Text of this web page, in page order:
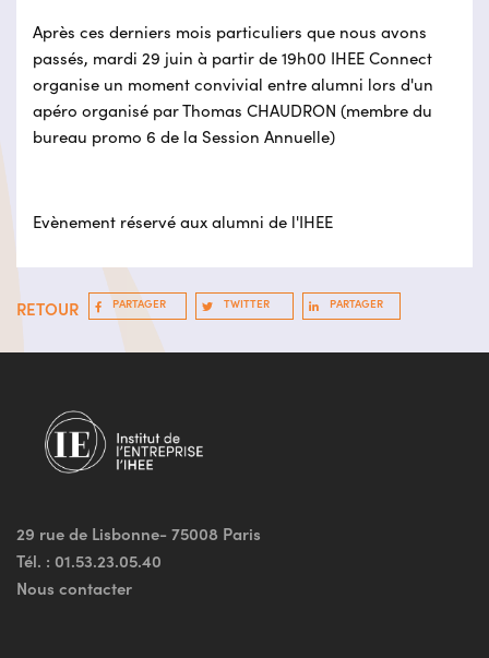
Après ces derniers mois particuliers que nous avons
passés, mardi 29 juin à partir de 19h00 IHEE Connect
organise un moment convivial entre alumni lors d'un
apéro organisé par Thomas CHAUDRON (membre du
bureau promo 6 de la Session Annuelle)
Evènement réservé aux alumni de l'IHEE
RETOUR PARTAGER TWITTER PARTAGER
29 rue de Lisbonne- 75008 Paris
Tél. : 01.53.23.05.40
Nous contacter